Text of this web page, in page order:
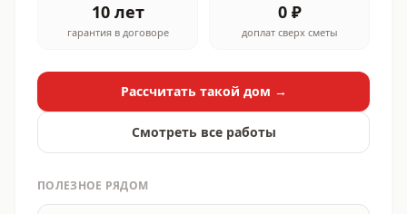
10 лет
гарантия в договоре
0 ₽
доплат сверх сметы
Рассчитать такой дом →
Смотреть все работы
ПОЛЕЗНОЕ РЯДОМ